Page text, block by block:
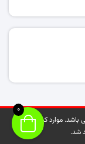
باشد. موارد کپی شده از
شد.
0